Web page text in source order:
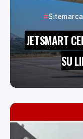
Sitemarca
JETSMART
SU